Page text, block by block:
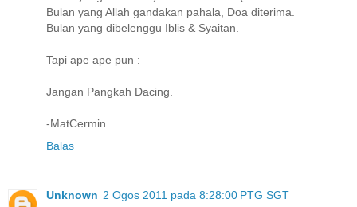
Bulan yang Allah gandakan pahala, Doa diterima.
Bulan yang dibelenggu Iblis & Syaitan.
Tapi ape ape pun :
Jangan Pangkah Dacing.
-MatCermin
Balas
Unknown 2 Ogos 2011 pada 8:28:00 PTG SGT